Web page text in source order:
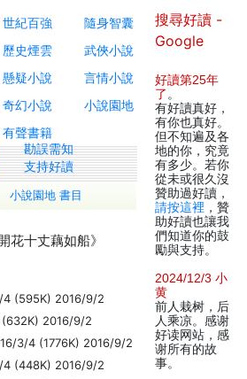
世紀百強
隨身智囊
歷史煙雲
武俠小說
懸疑小說
言情小說
奇幻小說
小說園地
有聲書籍
勘誤需知
支持好讀
小說園地 書目
花十丈藕如船》
4 (595K) 2016/9/2
2016/9/2
3/4 (1776K) 2016/9/2
4 (448K) 2016/9/2
搜尋好讀 -
Google
好讀第25年
了 。
有好讀真好，
有你也真好。
但不知遍及各
地的你，究竟
有多少。若你
從未或很久沒
贊助過好讀，
請按這裡 ，贊
助好讀也讓我
們知道你的鼓
勵與支持。
2024/12/3 小
黄
前人栽树，后
人乘凉。感谢
好读网站，感
谢所有的故
事。